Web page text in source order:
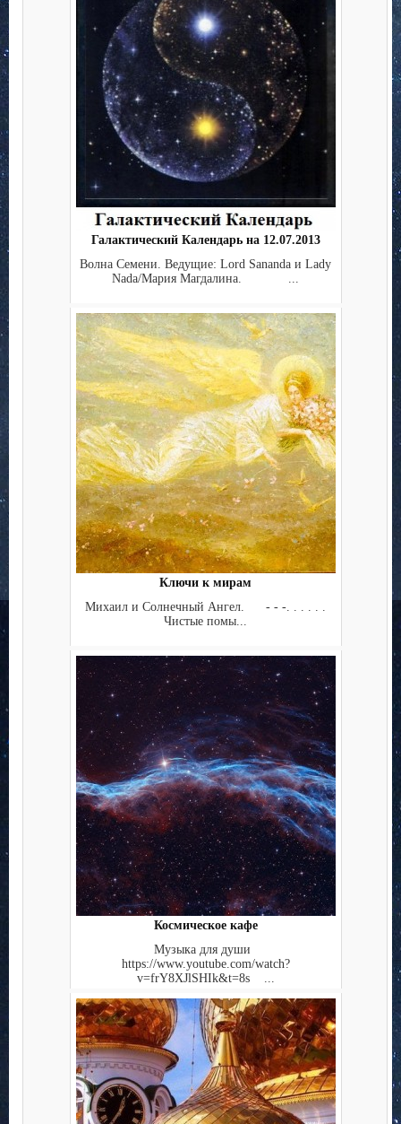
Галактический Календарь на 12.07.2013
Волна Семени. Ведущие: Lord Sananda и Lady
Nada/Мария Магдалина. ...
Ключи к мирам
Михаил и Солнечный Ангел. - - -. . . . . .
Чистые помы...
Космическое кафе
Музыка для души
https://www.youtube.com/watch?
v=frY8XJlSHIk&t=8s ...